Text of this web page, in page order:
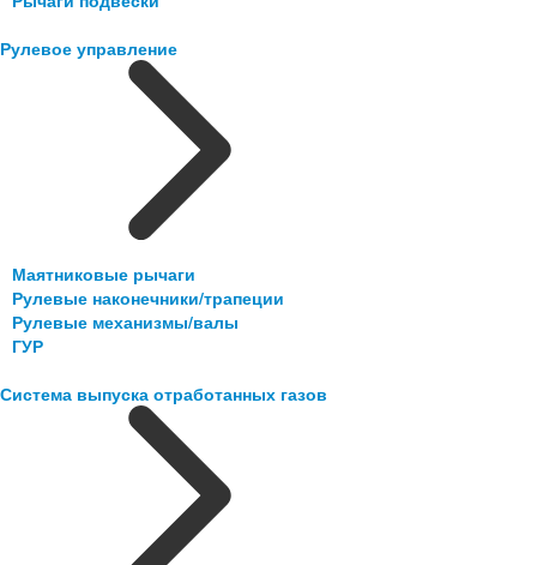
Рулевое управление
Маятниковые рычаги
Рулевые наконечники/трапеции
Рулевые механизмы/валы
ГУР
Система выпуска отработанных газов